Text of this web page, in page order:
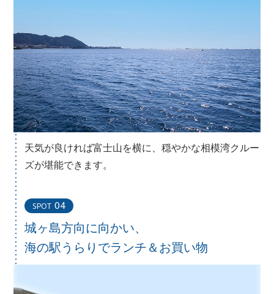
天気が良ければ富士山を横に、穏やかな相模湾クルー
ズが堪能できます。
SPOT 04
城ヶ島方向に向かい、
海の駅うらりでランチ＆お買い物